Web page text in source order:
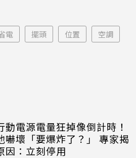
電 擺頭 位置 空調
動電源電量狂掉像倒計時！
嚇壞「要爆炸了？」 專家揭
因：立刻停用